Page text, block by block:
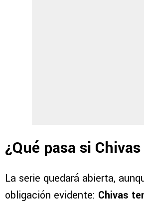
¿Qué pasa si
La serie quedará abierta,
obligación evidente: Chivas